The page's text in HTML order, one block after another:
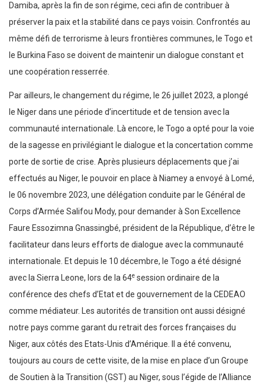
Damiba, après la fin de son régime, ceci afin de contribuer à
préserver la paix et la stabilité dans ce pays voisin. Confrontés au
même défi de terrorisme à leurs frontières communes, le Togo et
le Burkina Faso se doivent de maintenir un dialogue constant et
une coopération resserrée.
Par ailleurs, le changement du régime, le 26 juillet 2023, a plongé
le Niger dans une période d’incertitude et de tension avec la
communauté internationale. Là encore, le Togo a opté pour la voie
de la sagesse en privilégiant le dialogue et la concertation comme
porte de sortie de crise. Après plusieurs déplacements que j’ai
effectués au Niger, le pouvoir en place à Niamey a envoyé à Lomé,
le 06 novembre 2023, une délégation conduite par le Général de
Corps d’Armée Salifou Mody, pour demander à Son Excellence
Faure Essozimna Gnassingbé, président de la République, d’être le
facilitateur dans leurs efforts de dialogue avec la communauté
internationale. Et depuis le 10 décembre, le Togo a été désigné
avec la Sierra Leone, lors de la 64e session ordinaire de la
conférence des chefs d’Etat et de gouvernement de la CEDEAO
comme médiateur. Les autorités de transition ont aussi désigné
notre pays comme garant du retrait des forces françaises du
Niger, aux côtés des Etats-Unis d’Amérique. Il a été convenu,
toujours au cours de cette visite, de la mise en place d’un Groupe
de Soutien à la Transition (GST) au Niger, sous l’égide de l’Alliance